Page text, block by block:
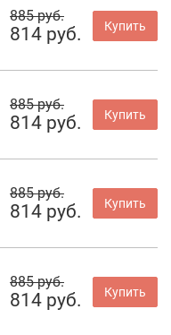
885 руб.
814 руб. Купить
885 руб.
814 руб. Купить
885 руб.
814 руб. Купить
885 руб.
814 руб. Купить